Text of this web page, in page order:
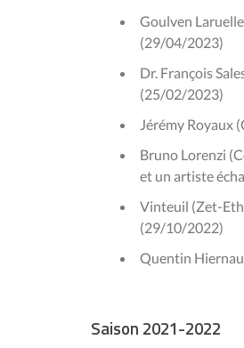
Goulven
(29/04/2023)
Dr. François
(25/02/2023)
Jérémy Royaux
Bruno Lorenzi
et un artiste
Vinteuil (Zet-
(29/10/2022)
Quentin
Saison 2021-2022